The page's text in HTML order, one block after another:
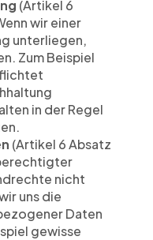
(Artikel 6
wir einer
unterliegen,
Zum Beispiel
in der Regel
(Artikel 6 Absatz
nicht
uns die
Daten
gewisse